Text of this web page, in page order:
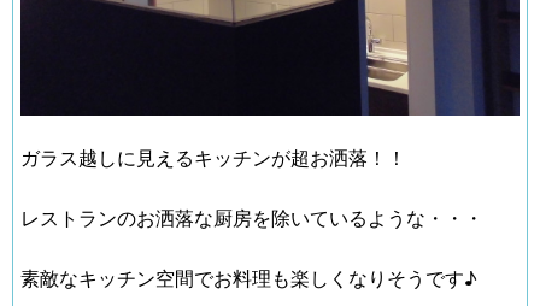
ガラス越しに見えるキッチンが超お洒落！！
レストランのお洒落な厨房を除いているような・・・
素敵なキッチン空間でお料理も楽しくなりそうです♪